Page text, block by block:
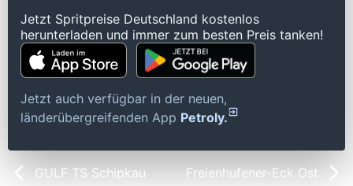
Jetzt Spritpreise Deutschland kostenlos
herunterladen und immer zum besten Preis tanken!
Jetzt auch verfügbar in der neuen,
länderübergreifenden App Petroly.
GULF TS Schipkau Freienhufener-Eck Ost